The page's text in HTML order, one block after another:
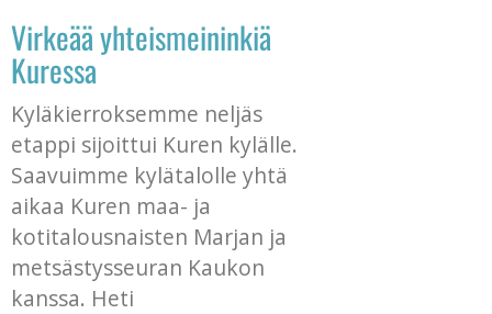
Virkeää yhteismeininkiä
Kuressa
Kyläkierroksemme neljäs
etappi sijoittui Kuren kylälle.
Saavuimme kylätalolle yhtä
aikaa Kuren maa- ja
kotitalousnaisten Marjan ja
metsästysseuran Kaukon
kanssa. Heti